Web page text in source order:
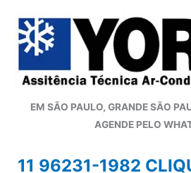
para
conteúdo
EM SÃO PAULO, GRANDE SÃO
AGENDE PELO
11 96231-1982